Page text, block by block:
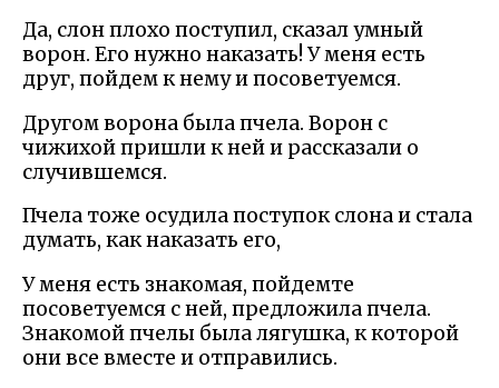
Да, слон плохо поступил, сказал умный
ворон. Его нужно наказать! У меня есть
друг, пойдем к нему и посоветуемся.
Другом ворона была пчела. Ворон с
чижихой пришли к ней и рассказали о
случившемся.
Пчела тоже осудила поступок слона и стала
думать, как наказать его,
У меня есть знакомая, пойдемте
посоветуемся с ней, предложила пчела.
Знакомой пчелы была лягушка, к которой
они все вместе и отправились.